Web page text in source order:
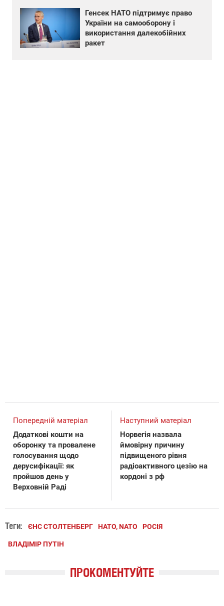
Генсек НАТО підтримує право
України на самооборону і
використання далекобійних
ракет
Попередній матеріал
Додаткові кошти на
оборонку та провалене
голосування щодо
дерусифікації: як
пройшов день у
Верховній Раді
Наступний матеріал
Норвегія назвала
ймовірну причину
підвищеного рівня
радіоактивного цезію на
кордоні з рф
Теги: ЄНС СТОЛТЕНБЕРГ НАТО, NATO РОСІЯ
ВЛАДІМІР ПУТІН
ПРОКОМЕНТУЙТЕ